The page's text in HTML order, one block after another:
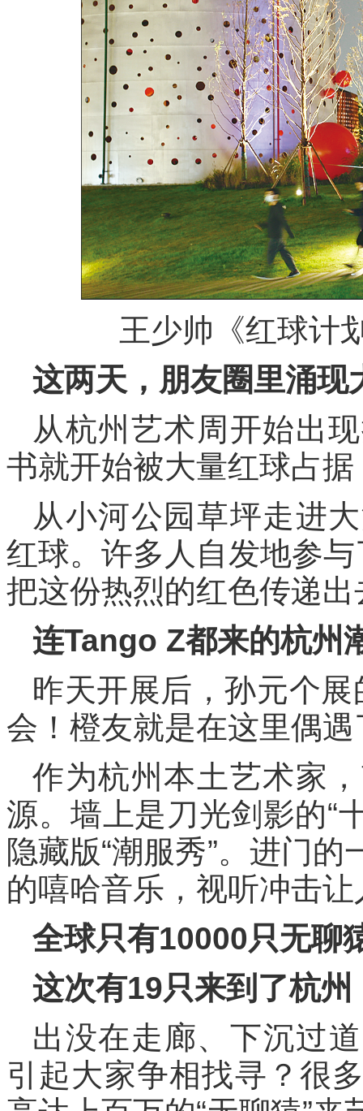
王少帅《红球计
这两天，朋友圈里涌现
从杭州艺术周开始出
书就开始被大量红球占据
从小河公园草坪走进
红球。许多人自发地参
把这份热烈的红色传递出
连Tango Z都来的杭州
昨天开展后，孙元个
会！橙友就是在这里偶
作为杭州本土艺术家
源。墙上是刀光剑影的“
隐藏版“潮服秀”。进门
的嘻哈音乐，视听冲击
全球只有10000只无聊
这次有19只来到了杭州
出没在走廊、下沉过
引起大家争相找寻？很